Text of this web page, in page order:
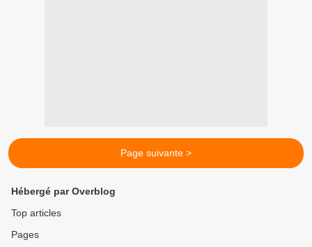
Page suivante >
Hébergé par Overblog
Top articles
Pages